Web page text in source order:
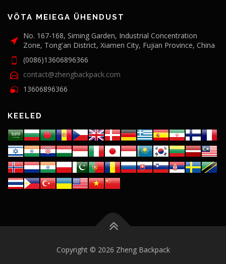
VÕTA MEIEGA ÜHENDUST
No. 167-168, Siming Garden, Industrial Concentration
Zone, Tong'an District, Xiamen City, Fujian Province, China
(0086)13606896366
contact@zhengbackpack.com
13606896366
KEELED
Copyright © 2026 Zheng Backpack